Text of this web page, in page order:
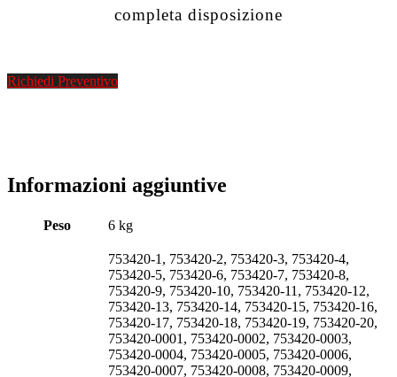
completa disposizione
Richiedi Preventivo
Informazioni aggiuntive
Peso 6 kg
753420-1, 753420-2, 753420-3, 753420-4,
753420-5, 753420-6, 753420-7, 753420-8,
753420-9, 753420-10, 753420-11, 753420-12,
753420-13, 753420-14, 753420-15, 753420-16,
753420-17, 753420-18, 753420-19, 753420-20,
753420-0001, 753420-0002, 753420-0003,
753420-0004, 753420-0005, 753420-0006,
753420-0007, 753420-0008, 753420-0009,